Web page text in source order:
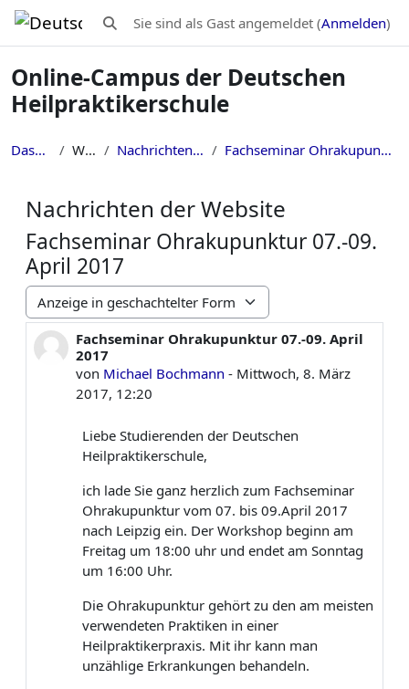
Zum Hauptinhalt
Sucheingabe umschalten
Sie sind als Gast angemeldet (Anmelden)
Online-Campus der Deutschen
Heilpraktikerschule
Dashboard Website Nachrichten der Website Fachseminar Ohrakupunktur 07.-09. April 2017
Nachrichten der Website
Fachseminar Ohrakupunktur 07.-09.
April 2017
Anzeigemodus
Fachseminar Ohrakupunktur 07.-09. April
2017
von Michael Bochmann - Mittwoch, 8. März
2017, 12:20
Anzahl Antworten: 0
Liebe Studierenden der Deutschen
Heilpraktikerschule,
ich lade Sie ganz herzlich zum Fachseminar
Ohrakupunktur vom 07. bis 09.April 2017
nach Leipzig ein. Der Workshop beginn am
Freitag um 18:00 uhr und endet am Sonntag
um 16:00 Uhr.
Die Ohrakupunktur gehört zu den am meisten
verwendeten Praktiken in einer
Heilpraktikerpraxis. Mit ihr kann man
unzählige Erkrankungen behandeln.